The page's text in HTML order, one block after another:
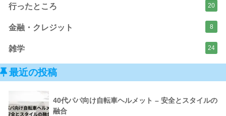
行ったところ 20
金融・クレジット 8
雑学 24
最近の投稿
40代パパ向け自転車ヘルメット – 安全とスタイルの
融合